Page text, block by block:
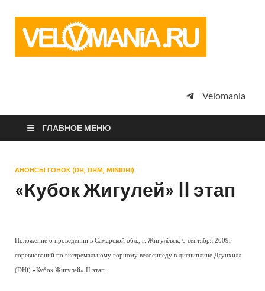
просто
Velomania
ГЛАВНОЕ МЕНЮ
АНОНСЫ ГОНОК (DH, DHM, MINIDHI)
«Кубок Жигулей» II этап
Положение о проведении в Самарской обл., г. Жигулёвск, 6 сентября 2009г
соревнований по экстремальному горному велосипеду в дисциплине Даунхилл
(DHi) «Кубок Жигулей» II этап.